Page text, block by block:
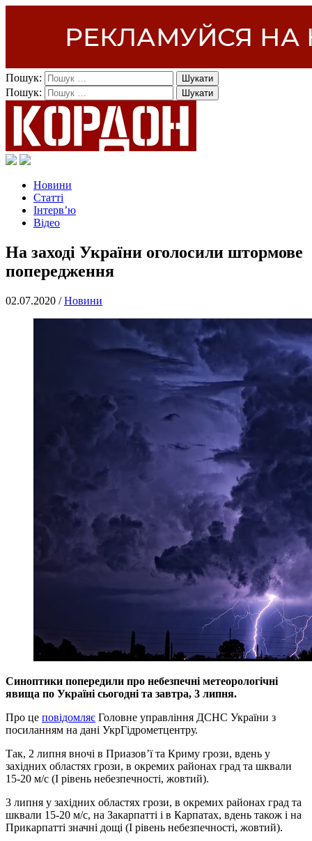
Пошук:
Пошук:
Новини
Статті
Інтерв’ю
Відео
На заході України оголосили штормове
попередження
02.07.2020 /Новини
Синоптики попередили про небезпечні метеорологічні
явища по Україні сьогодні та завтра, 3 липня.
Про це повідомляє Головне управління ДСНС України з
посиланням на дані УкрГідрометцентру.
Так, 2 липня вночі в Приазов’ї та Криму грози, вдень у
західних областях грози, в окремих районах град та шквали
15-20 м/с (I рівень небезпечності, жовтий).
3 липня у західних областях грози, в окремих районах град та
шквали 15-20 м/с, на Закарпатті і в Карпатах, вдень також і на
Прикарпатті значні дощі (I рівень небезпечності, жовтий).